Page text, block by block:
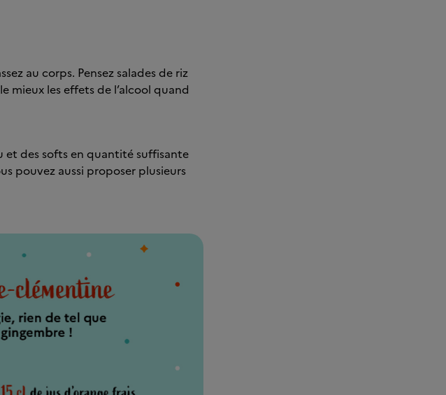
au corps. Pensez salades de riz
mieux les effets de l’alcool quand
et des softs en quantité suffisante
pouvez aussi proposer plusieurs